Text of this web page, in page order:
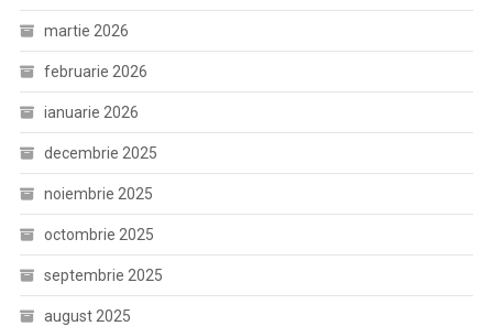
martie 2026
februarie 2026
ianuarie 2026
decembrie 2025
noiembrie 2025
octombrie 2025
septembrie 2025
august 2025